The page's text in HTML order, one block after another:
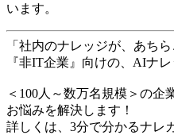
います。
「社内のナレッジが、あち
『非IT企業』向けの、AIナ
＜100人～数万名規模＞の企
お悩みを解決します！
詳しくは、3分で分かるナレ